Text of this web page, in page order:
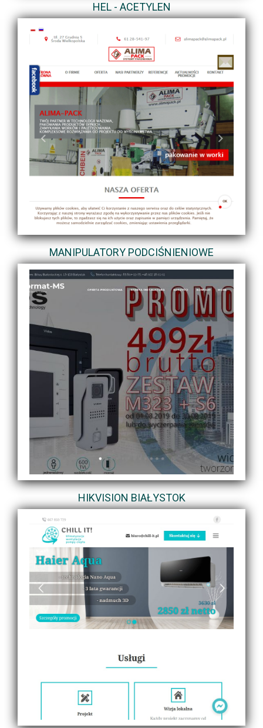
HEL - ACETYLEN
MANIPULATORY PODCIŚNIENIOWE
HIKVISION BIAŁYSTOK